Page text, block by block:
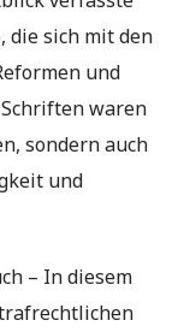
die sich mit den
und
waren
sondern auch
und
– In diesem